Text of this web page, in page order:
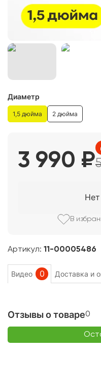
Диаметр
1,5 дюйма 2 дюйма
Артикул: 11-00005486
3 990 ₽
В
Видео 0 Доставка и
Отзывы о товаре0